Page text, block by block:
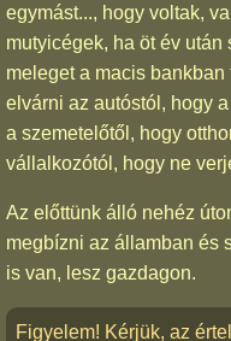
egymást..., hogy voltak,
mutyicégek, ha öt év
meleget a macis
elvárni az autóstól, hogy
a szemetelőtől, hogy
vállalkozótól, hogy ne
Az előttünk álló nehéz
megbízni az államban és
is van, lesz gazdagon.
Figyelem! Kérjük, az